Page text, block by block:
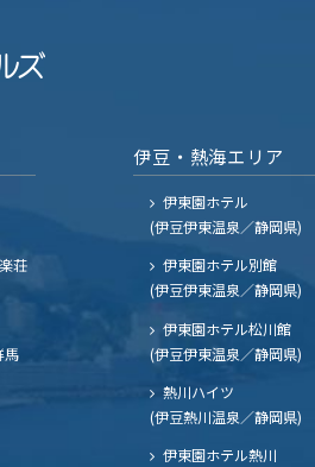
荘
馬
伊豆・熱海エリア
伊東園ホテル
(伊豆伊東温泉／静岡県)
伊東園ホテル別館
(伊豆伊東温泉／静岡県)
伊東園ホテル松川館
(伊豆伊東温泉／静岡県)
熱川ハイツ
(伊豆熱川温泉／静岡県)
伊東園ホテル熱川